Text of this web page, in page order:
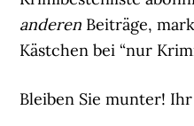
anderen Beiträge,
Kästchen bei “nur
Bleiben Sie munter!